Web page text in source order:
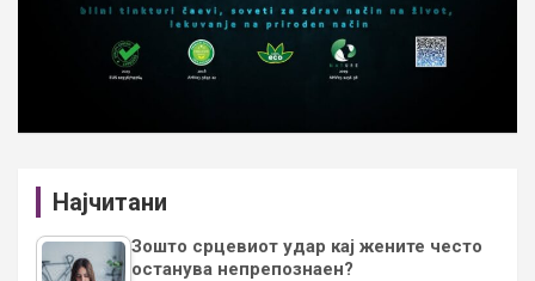
Најчитани
Зошто срцевиот удар кај жените често
останува непрепознаен?